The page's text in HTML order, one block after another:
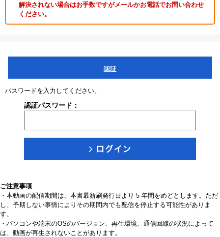
解決されない場合はお手数ですがメールかお電話でお問い合わせ
ください。
認証
パスワードを入力してください。
認証パスワード：
ご注意事項
・本動画の配信期間は、本書最新刷発行日より 5 年間をめどとします。ただ
し、予期しない事情によりその期間内でも配信を停止する可能性がありま
す。
・パソコンや端末のOSのバージョン、再生環境、通信回線の状況によって
は、動画が再生されないことがあります。